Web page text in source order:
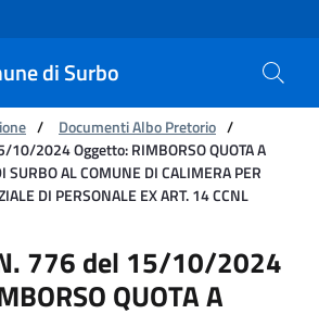
di Surbo
/ Documenti Albo Pretorio /
2024 Oggetto: RIMBORSO QUOTA A
SURBO AL COMUNE DI CALIMERA PER
DI PERSONALE EX ART. 14 CCNL
del 15/10/2024 Oggetto:
776 del 15/10/2024
QUOTA A